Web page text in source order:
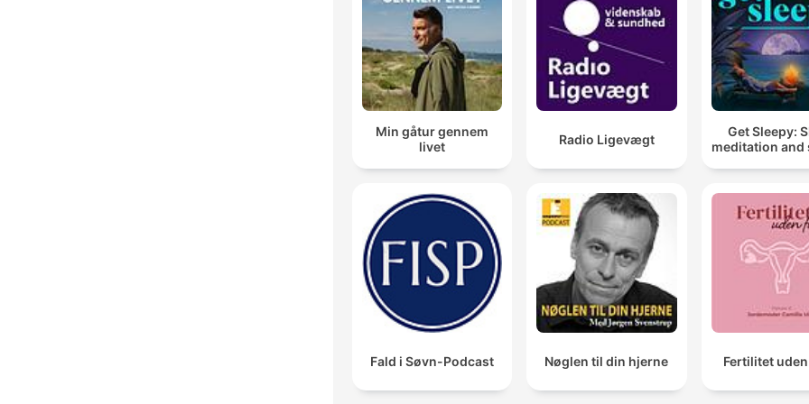
Min gåtur gennem
livet
Radio Ligevægt
Get Sleepy:
meditation and
Fald i Søvn-Podcast Nøglen til din hjerne Fertilitet